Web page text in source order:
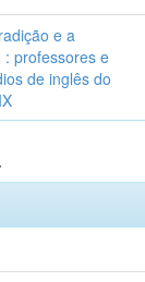
e a
: professores e
de inglês do